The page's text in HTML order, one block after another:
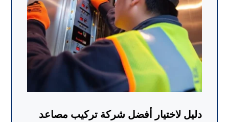
دليل لاختيار أفضل شركة تركيب مصاعد